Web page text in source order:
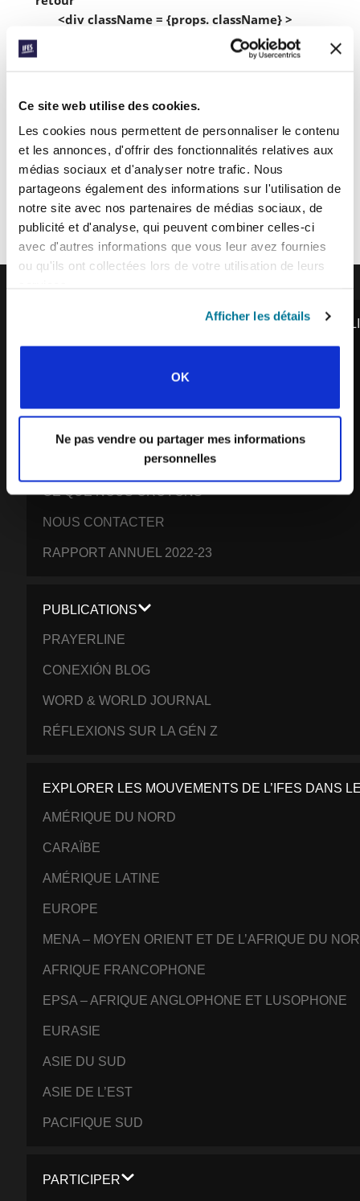
Ce site web utilise des cookies.
Les cookies nous permettent de personnaliser le contenu
et les annonces, d'offrir des fonctionnalités relatives aux
médias sociaux et d'analyser notre trafic. Nous
partageons également des informations sur l'utilisation de
notre site avec nos partenaires de médias sociaux, de
publicité et d'analyse, qui peuvent combiner celles-ci
avec d'autres informations que vous leur avez fournies
ou qu'ils ont collectées lors de votre utilisation de leurs
Afficher les détails
OK
Ne pas vendre ou partager mes informations
personnelles
        <div className = {props. className} >
          <div class = "My-Content" >
{props. Attributes. Content}
);
},
);
Appel à l’action
Bonjour
IFES · INTERNATIONAL FELLOWSHIP OF
NOTRE VISION MONDIALE
NOTRE ÉQUIPE MISSIONNAIRE
CE QUE NOUS CROYONS
NOUS CONTACTER
RAPPORT ANNUEL 2022-23
PUBLICATIONS
PRAYERLINE
CONEXIÓN BLOG
WORD & WORLD JOURNAL
RÉFLEXIONS SUR LA GÉN Z
EXPLORER LES MOUVEMENTS DE L’IFES DANS
AMÉRIQUE DU NORD
CARAÏBE
AMÉRIQUE LATINE
EUROPE
MENA – MOYEN ORIENT ET DE L’AFRIQUE DU
AFRIQUE FRANCOPHONE
EPSA – AFRIQUE ANGLOPHONE ET LUSOPHONE
EURASIE
ASIE DU SUD
ASIE DE L’EST
PACIFIQUE SUD
PARTICIPER